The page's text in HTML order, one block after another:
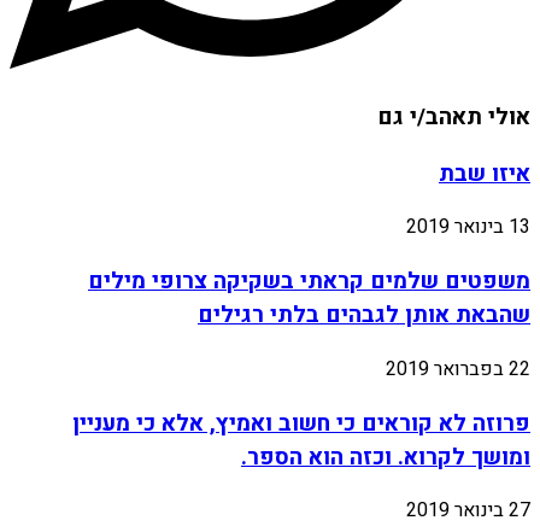
אולי תאהב/י גם
איזו שבת
13 בינואר 2019
משפטים שלמים קראתי בשקיקה צרופי מילים
שהבאת אותן לגבהים בלתי רגילים
22 בפברואר 2019
פרוזה לא קוראים כי חשוב ואמיץ, אלא כי מעניין
ומושך לקרוא. וכזה הוא הספר.
27 בינואר 2019